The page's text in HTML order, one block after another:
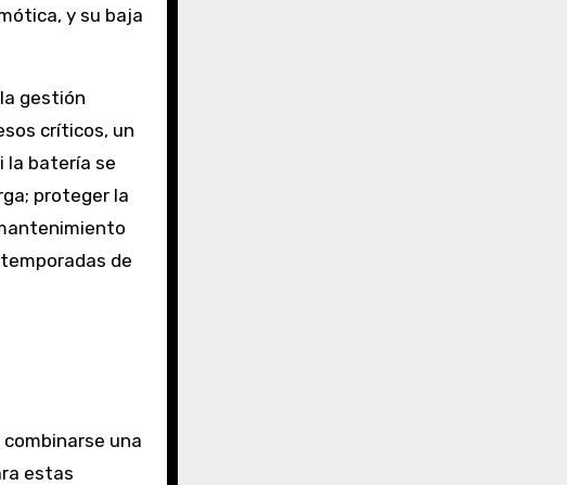
y su baja
gestión
críticos, un
la batería se
proteger la
de
una
estas